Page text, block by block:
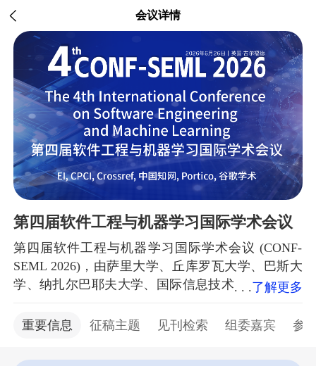
会议详情
第四届软件工程与机器学习国际学术会议
了解更多
第四届软件工程与机器学习国际学术会议 (CONF-
SEML 2026)，由萨里大学、丘库罗瓦大学、巴斯大
学、纳扎尔巴耶夫大学、国际信息技术
合主办，将于2026年6月26日在英国吉尔福德召开。
用、软件工程等领域的研究人员、学者和从业人员
重要信息 征稿主题 见刊检索 组委嘉宾 参